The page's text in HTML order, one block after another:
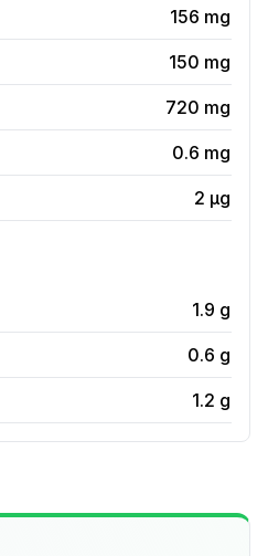
156 mg
150 mg
720 mg
0.6 mg
2 µg
1.9 g
0.6 g
1.2 g